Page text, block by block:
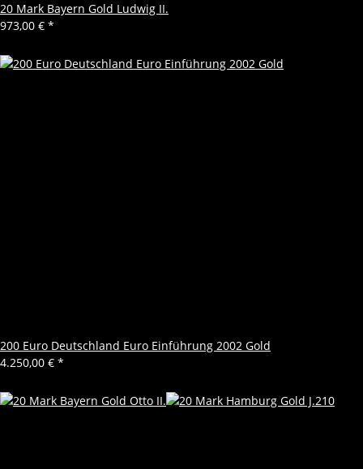
20 Mark Bayern Gold Ludwig II.
973,00 € *
200 Euro Deutschland Euro Einführung 2002 Gold
4.250,00 € *